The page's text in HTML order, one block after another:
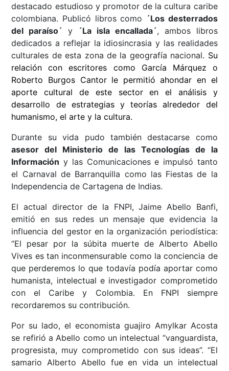
destacado estudioso y promotor de la cultura caribe
colombiana. Publicó libros como ´Los desterrados
del paraíso´ y ´La isla encallada´, ambos libros
dedicados a reflejar la idiosincrasia y las realidades
culturales de esta zona de la geografía nacional. Su
relación con escritores como García Márquez o
Roberto Burgos Cantor le permitió ahondar en el
aporte cultural de este sector en el análisis y
desarrollo de estrategias y teorías alrededor del
humanismo, el arte y la cultura.
Durante su vida pudo también destacarse como
asesor del Ministerio de las Tecnologías de la
Información y las Comunicaciones e impulsó tanto
el Carnaval de Barranquilla como las Fiestas de la
Independencia de Cartagena de Indias.
El actual director de la FNPI, Jaime Abello Banfi,
emitió en sus redes un mensaje que evidencia la
influencia del gestor en la organización periodística:
“El pesar por la súbita muerte de Alberto Abello
Vives es tan inconmensurable como la conciencia de
que perderemos lo que todavía podía aportar como
humanista, intelectual e investigador comprometido
con el Caribe y Colombia. En FNPI siempre
recordaremos su contribución.
Por su lado, el economista guajiro Amylkar Acosta
se refirió a Abello como un intelectual “vanguardista,
progresista, muy comprometido con sus ideas”. “El
samario Alberto Abello fue en vida un intelectual